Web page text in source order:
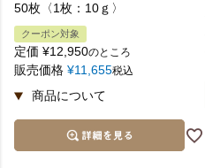
50枚〈1枚：10ｇ〉
クーポン対象
定価 ¥12,950のところ
販売価格 ¥11,655税込